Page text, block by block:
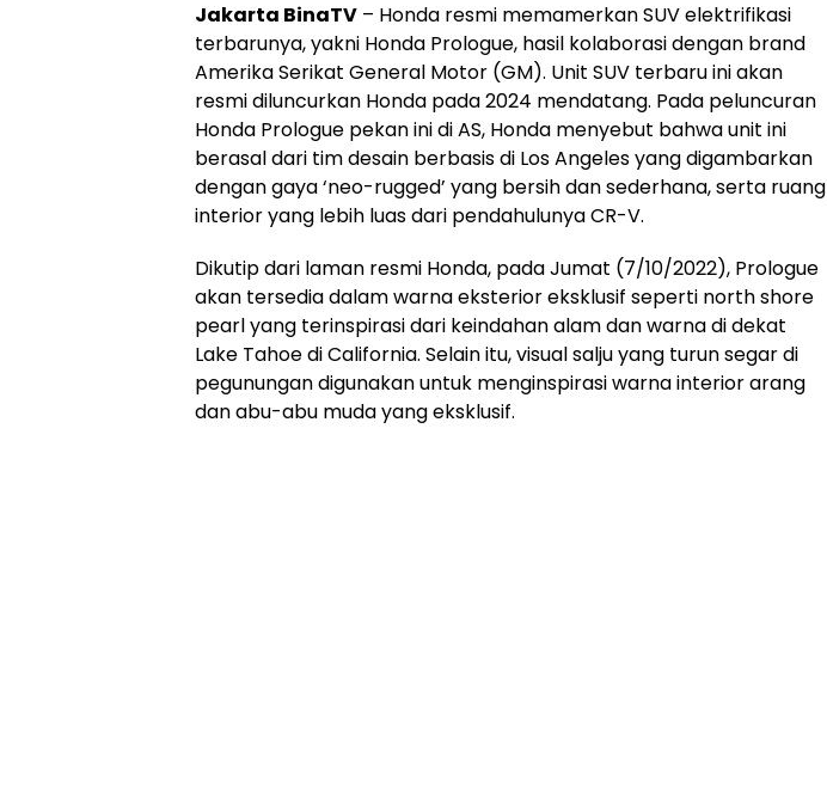
Jakarta BinaTV – Honda resmi memamerkan SUV elektrifikasi
terbarunya, yakni Honda Prologue, hasil kolaborasi dengan brand
Amerika Serikat General Motor (GM). Unit SUV terbaru ini akan
resmi diluncurkan Honda pada 2024 mendatang. Pada peluncuran
Honda Prologue pekan ini di AS, Honda menyebut bahwa unit ini
berasal dari tim desain berbasis di Los Angeles yang digambarkan
dengan gaya ‘neo-rugged’ yang bersih dan sederhana, serta ruang
interior yang lebih luas dari pendahulunya CR-V.
Dikutip dari laman resmi Honda, pada Jumat (7/10/2022), Prologue
akan tersedia dalam warna eksterior eksklusif seperti north shore
pearl yang terinspirasi dari keindahan alam dan warna di dekat
Lake Tahoe di California. Selain itu, visual salju yang turun segar di
pegunungan digunakan untuk menginspirasi warna interior arang
dan abu-abu muda yang eksklusif.